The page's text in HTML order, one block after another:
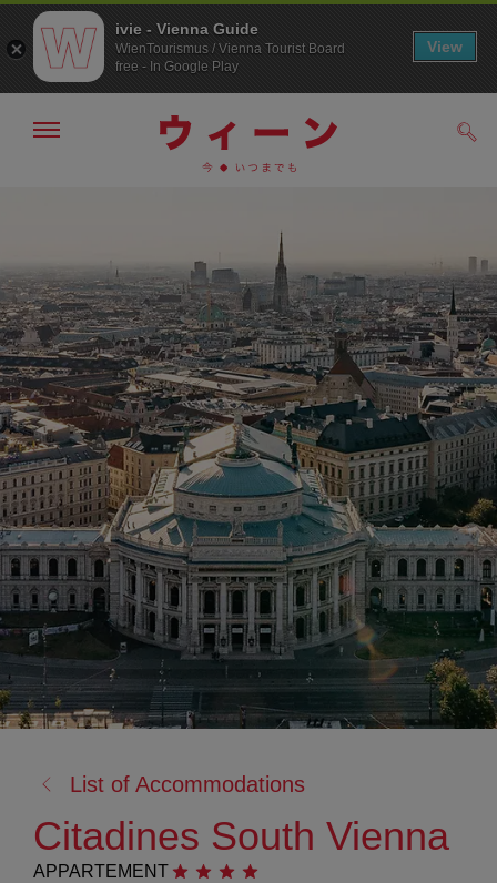
へ
ジ
の
ト
ッ
プ
へ
メ
非
表
示
る:
List of Accommodations
Citadines South Vienna
APPARTEMENT星4つ
ivie - Vienna Guide
WienTourismus / Vienna Tourist Board
free - In Google Play
View